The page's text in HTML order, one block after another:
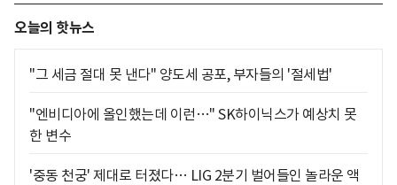
오늘의 핫뉴스
"그 세금 절대 못 낸다" 양도세 공포, 부자들의 '절세법'
"엔비디아에 올인했는데 이런…" SK하이닉스가 예상치 못
한 변수
'중동 천궁' 제대로 터졌다… LIG 2분기 벌어들인 놀라운 액